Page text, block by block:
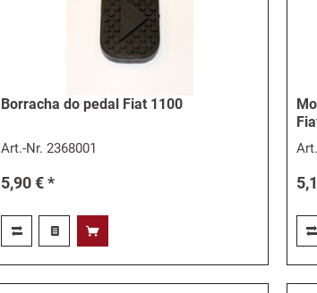
Borracha do pedal Fiat 1100
Art.-Nr.2368001
5,90 € *